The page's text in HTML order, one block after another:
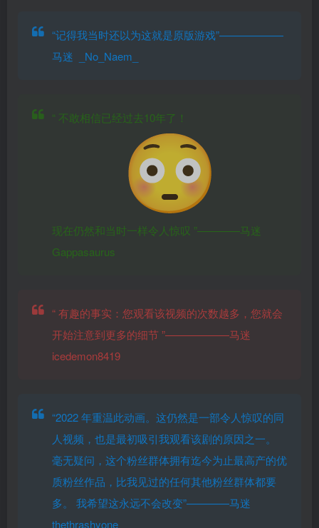
“记得我当时还以为这就是原版游戏”——————
马迷 _No_Naem_
“ 不敢相信已经过去10年了！
现在仍然和当时一样令人惊叹 ”————马迷
Gappasaurus
“有趣的事实：您观看该视频的次数越多，您就会
开始注意到更多的细节 ”——————马迷
icedemon8419
“2022 年重温此动画。这仍然是一部令人惊叹的同
人视频，也是最初吸引我观看该剧的原因之一。
毫无疑问，这个粉丝群体拥有迄今为止最高产的优
质粉丝作品，比我见过的任何其他粉丝群体都要
多。 我希望这永远不会改变”————马迷
thethrashyone